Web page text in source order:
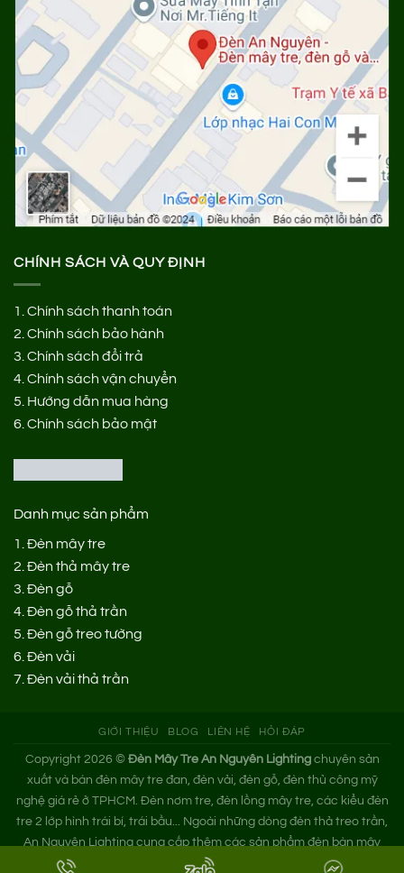
CHÍNH SÁCH VÀ QUY ĐỊNH
1. Chính sách thanh toán
2. Chính sách bảo hành
3. Chính sách đổi trả
4. Chính sách vận chuyển
5. Hướng dẫn mua hàng
6. Chính sách bảo mật
Danh mục sản phẩm
1. Đèn mây tre
2. Đèn thả mây tre
3. Đèn gỗ
4. Đèn gỗ thả trần
5. Đèn gỗ treo tường
6. Đèn vải
7. Đèn vải thả trần
GIỚI THIỆU BLOG LIÊN HỆ HỎI ĐÁP
Copyright 2026 © Đèn Mây Tre An Nguyên Lightingchuyên sản
xuất và bán đèn mây tre đan, đèn vải, đèn gỗ, đèn thủ công mỹ
nghệ giá rẻ ở TPHCM. Đèn nơm tre, đèn lồng mây tre, các kiểu đèn
tre 2 lớp hình trái bí, trái bầu... Ngoài những dòng đèn thả treo trần,
An Nguyên Lighting cung cấp thêm các sản phẩm đèn bàn mây
tre. Nếu bạn cần tìm xưởng đèn mây tre trang trí hoặc mua đèn tre